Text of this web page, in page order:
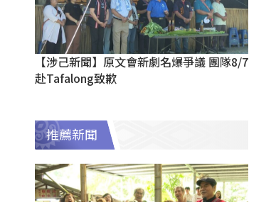
【涉己新聞】原文會新劇名爆爭議 團隊8/7
赴Tafalong致歉
推薦新聞